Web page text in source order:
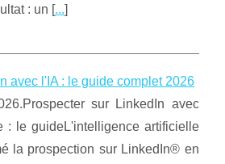
: un [...]
avec l'IA : le guide complet 2026
sur LinkedIn avec
: le guideL'intelligence artificielle
la prospection sur LinkedIn® en